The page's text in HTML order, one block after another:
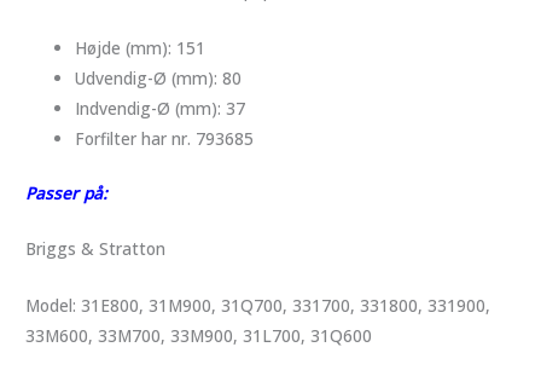
Højde (mm): 151
Udvendig-Ø (mm): 80
Indvendig-Ø (mm): 37
Forfilter har nr. 793685
Passer på:
Briggs & Stratton
Model: 31E800, 31M900, 31Q700, 331700, 331800, 331900,
33M600, 33M700, 33M900, 31L700, 31Q600